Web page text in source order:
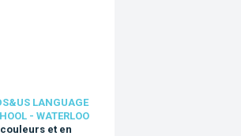
LANGUAGE
- WATERLOO
couleurs et en
Waterloo